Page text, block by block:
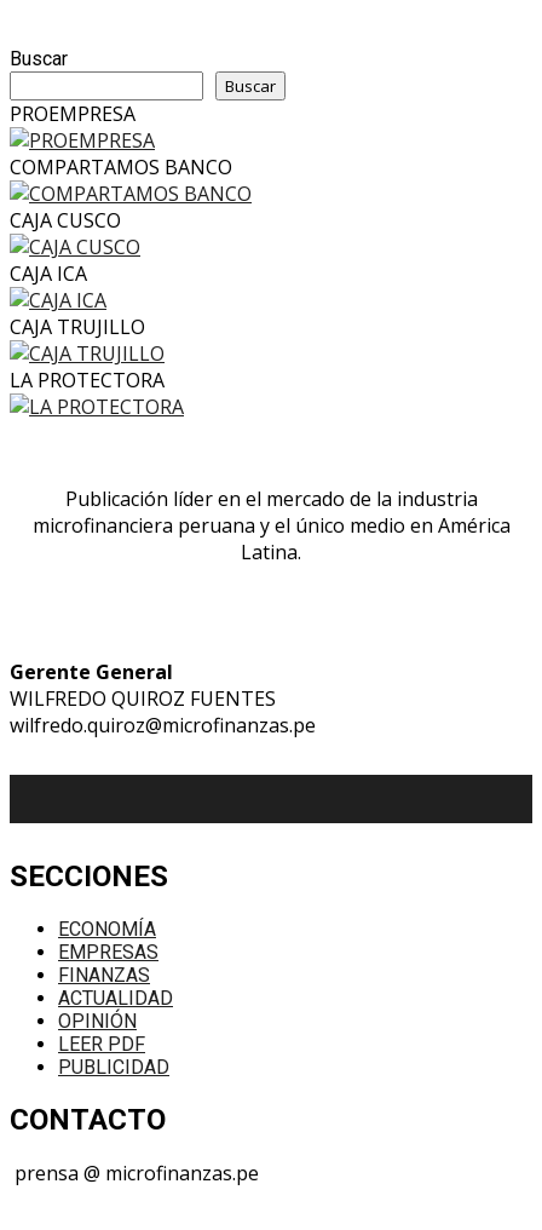
Buscar
Buscar
PROEMPRESA
COMPARTAMOS BANCO
CAJA CUSCO
CAJA ICA
CAJA TRUJILLO
LA PROTECTORA
Publicación líder en el mercado de la industria
microfinanciera peruana y el único medio en América
Latina.
Gerente General
WILFREDO QUIROZ FUENTES
wilfredo.quiroz@microfinanzas.pe
SECCIONES
ECONOMÍA
EMPRESAS
FINANZAS
ACTUALIDAD
OPINIÓN
LEER PDF
PUBLICIDAD
CONTACTO
prensa @ microfinanzas.pe